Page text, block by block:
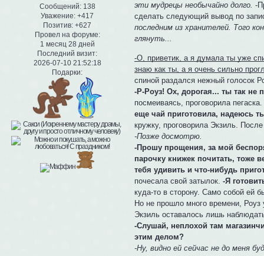
Сообщений:138
Уважение: +417
Позитив: +627
Провел на форуме:
1 месяц 28 дней
Последний визит:
2026-07-10 21:52:18
Подарки:
эти мудрецы необычайно долго. -
сделать следующий вывод по
последним из хранителей. Того
глянуть...
-О, приветик, а я думала ты уже
знаю как ты, а я очень сильно
спиной раздался нежный голосок
-Р-Роуз! Ох, дорогая... ты так не
посмеиваясь, проговорила
еще чай приготовила, надеюсь
кружку, проговорила Экзиль.
-Позже досмотрю.
-Прошу прощения, за мой
парочку книжек почитать, тоже
тебя удивить и что-нибудь
почесала свой затылок. -Я
куда-то в сторону. Само собой ей
Но не прошло много времени, Роуз
Экзиль оставалось лишь
-Слушай, неплохой там
этим делом?
-Ну, видно ей сейчас не до меня